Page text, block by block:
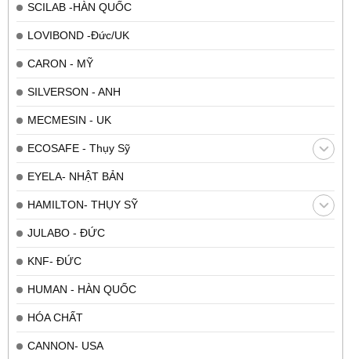
SCILAB -HÀN QUỐC
LOVIBOND -Đức/UK
CARON - MỸ
SILVERSON - ANH
MECMESIN - UK
ECOSAFE - Thụy Sỹ
EYELA- NHẬT BẢN
HAMILTON- THỤY SỸ
JULABO - ĐỨC
KNF- ĐỨC
HUMAN - HÀN QUỐC
HÓA CHẤT
CANNON- USA